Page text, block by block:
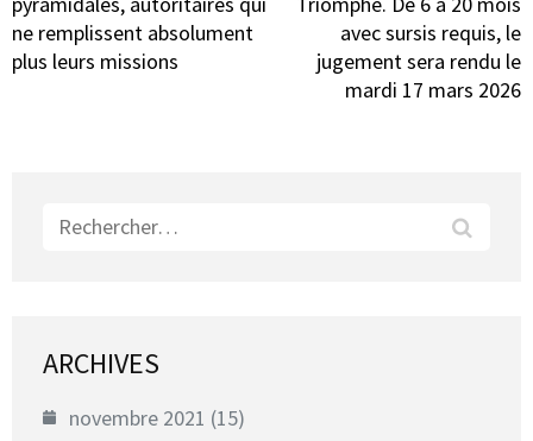
ne remplissent absolument
plus leurs missions
avec sursis requis, le
jugement sera rendu le
mardi 17 mars 2026
Rechercher :
ARCHIVES
novembre 2021 (15)